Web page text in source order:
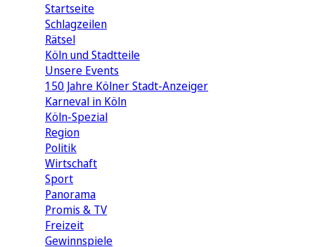
Startseite
Schlagzeilen
Rätsel
Köln und Stadtteile
Unsere Events
150 Jahre Kölner Stadt-Anzeiger
Karneval in Köln
Köln-Spezial
Region
Politik
Wirtschaft
Sport
Panorama
Promis & TV
Freizeit
Gewinnspiele